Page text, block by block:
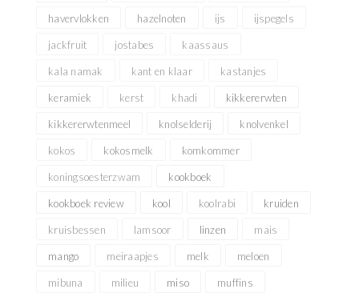
havervlokken hazelnoten ijs ijspegels
jackfruit jostabes kaassaus
kala namak kant en klaar kastanjes
keramiek kerst khadi kikkererwten
kikkererwtenmeel knolselderij knolvenkel
kokos kokosmelk komkommer
koningsoesterzwam kookboek
kookboek review kool koolrabi kruiden
kruisbessen lamsoor linzen mais
mango meiraapjes melk meloen
mibuna milieu miso muffins